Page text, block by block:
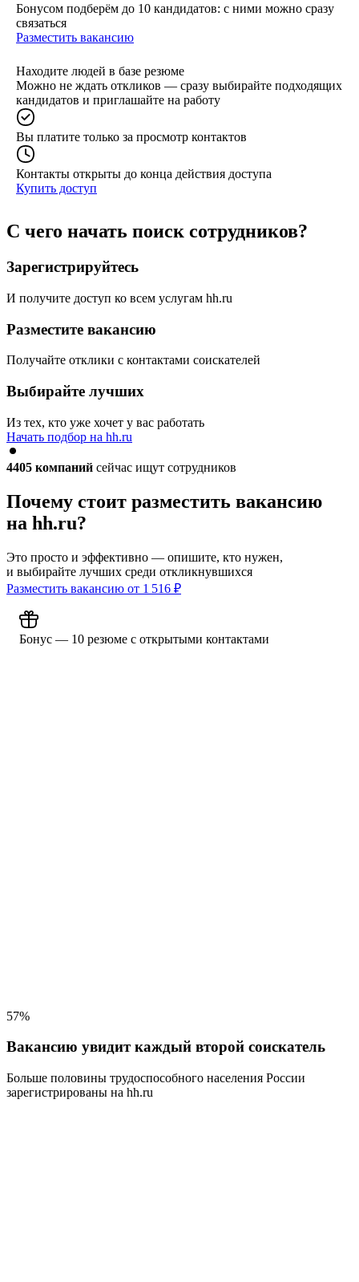
Бонусом подберём до 10 кандидатов: с ними можно сразу
связаться
Разместить вакансию
Находите людей в базе резюме
Можно не ждать откликов — сразу выбирайте подходящих
кандидатов и приглашайте на работу
Вы платите только за просмотр контактов
Контакты открыты до конца действия доступа
Купить доступ
С чего начать поиск сотрудников?
Зарегистрируйтесь
И получите доступ ко всем услугам hh.ru
Разместите вакансию
Получайте отклики с контактами соискателей
Выбирайте лучших
Из тех, кто уже хочет у вас работать
Начать подбор на hh.ru
4405 компаний сейчас ищут сотрудников
Почему стоит разместить вакансию
на hh.ru?
Это просто и эффективно — опишите, кто нужен,
и выбирайте лучших среди откликнувшихся
Разместить вакансию от 1 516 ₽
Бонус — 10 резюме с открытыми контактами
57%
Вакансию увидит каждый второй соискатель
Больше половины трудоспособного населения России
зарегистрированы на hh.ru